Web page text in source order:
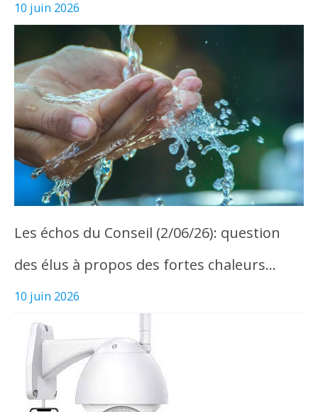
10 juin 2026
Les échos du Conseil (2/06/26): question
des élus à propos des fortes chaleurs…
10 juin 2026